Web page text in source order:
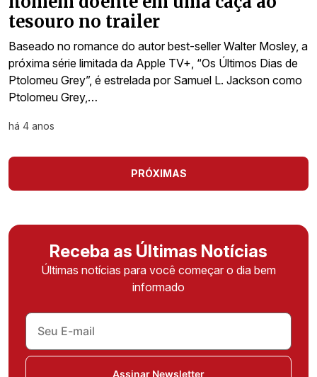
tesouro no trailer
Baseado no romance do autor best-seller Walter Mosley, a
próxima série limitada da Apple TV+, “Os Últimos Dias de
Ptolomeu Grey”, é estrelada por Samuel L. Jackson como
Ptolomeu Grey,…
há 4 anos
PRÓXIMAS
Receba as Últimas Notícias
Últimas notícias para você começar o dia bem
informado
Assinar Newsletter